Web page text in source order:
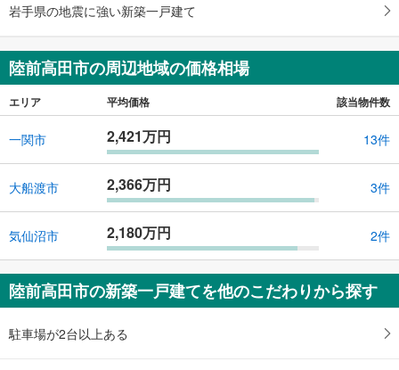
岩手県の地震に強い新築一戸建て
陸前高田市の周辺地域の価格相場
エリア 平均価格 該当物件数
一関市 2,421万円 13件
大船渡市 2,366万円 3件
気仙沼市 2,180万円 2件
陸前高田市の新築一戸建てを他のこだわりから探す
駐車場が2台以上ある